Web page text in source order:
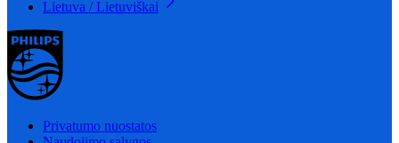
Lietuva / Lietuviškai
Privatumo nuostatos